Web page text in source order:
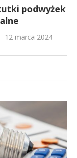
podwyżek
12 marca 2024